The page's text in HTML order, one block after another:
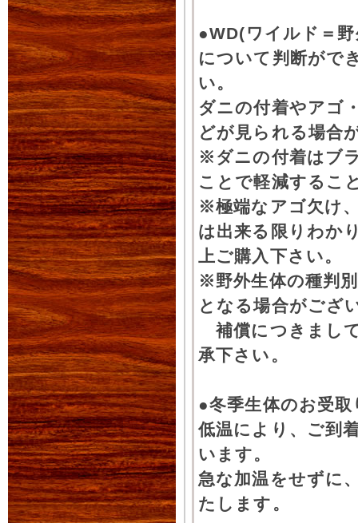
●WD(ワイルド＝
について判断がで
い。
ダニの付着やアゴ
どが見られる場合
※ダニの付着はブ
ことで軽減するこ
※極端なアゴ欠け
は出来る限りわか
上ご購入下さい。
※野外生体の種判
となる場合がござ
補償につきまし
承下さい。
●冬季生体のお受
低温により、ご到
います。
急な加温をせずに
たします。